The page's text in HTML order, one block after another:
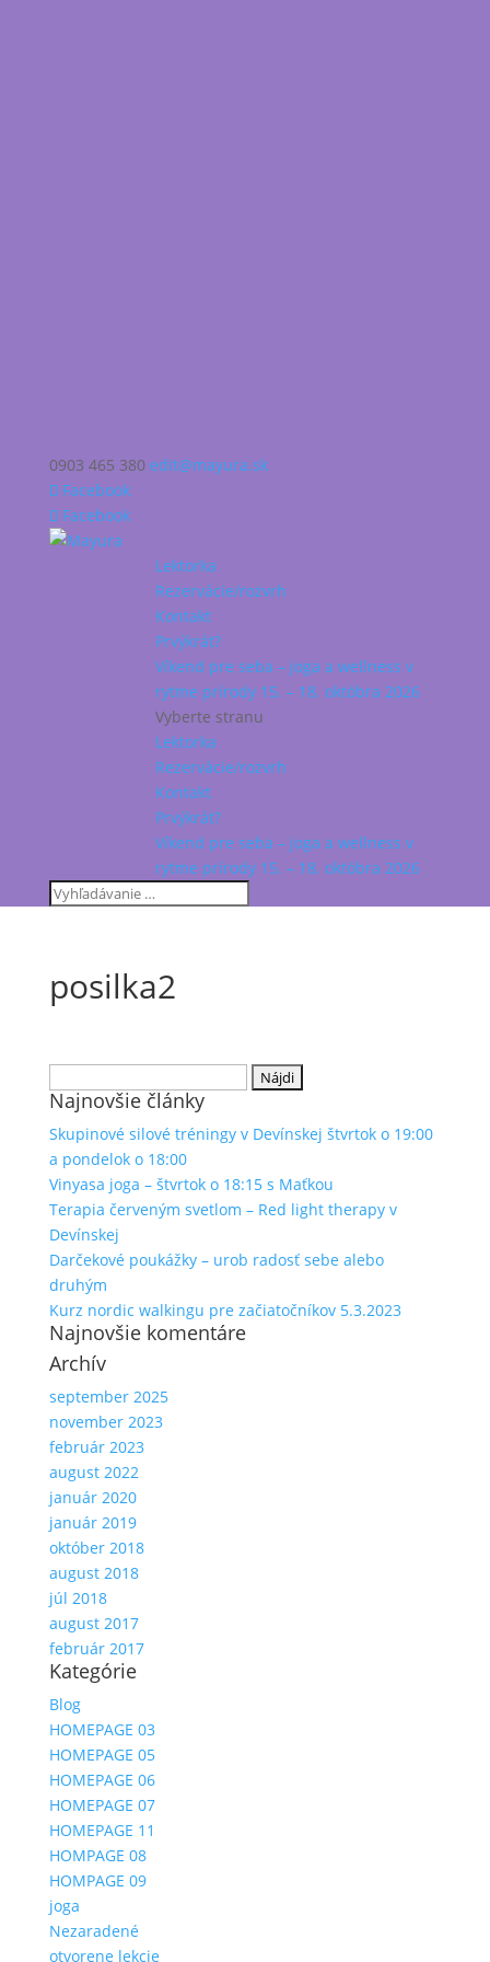
0903 465 380 edit@mayura.sk
Facebook
Facebook
Lektorka
Rezervácie/rozvrh
Kontakt
Prvýkrát?
Víkend pre seba – joga a wellness v
rytme prírody 15. – 18. októbra 2026
Vyberte stranu
Lektorka
Rezervácie/rozvrh
Kontakt
Prvýkrát?
Víkend pre seba – joga a wellness v
rytme prírody 15. – 18. októbra 2026
posilka2
Najnovšie články
Skupinové silové tréningy v Devínskej štvrtok o 19:00
a pondelok o 18:00
Vinyasa joga – štvrtok o 18:15 s Maťkou
Terapia červeným svetlom – Red light therapy v
Devínskej
Darčekové poukážky – urob radosť sebe alebo
druhým
Kurz nordic walkingu pre začiatočníkov 5.3.2023
Najnovšie komentáre
Archív
september 2025
november 2023
február 2023
august 2022
január 2020
január 2019
október 2018
august 2018
júl 2018
august 2017
február 2017
Kategórie
Blog
HOMEPAGE 03
HOMEPAGE 05
HOMEPAGE 06
HOMEPAGE 07
HOMEPAGE 11
HOMPAGE 08
HOMPAGE 09
joga
Nezaradené
otvorene lekcie